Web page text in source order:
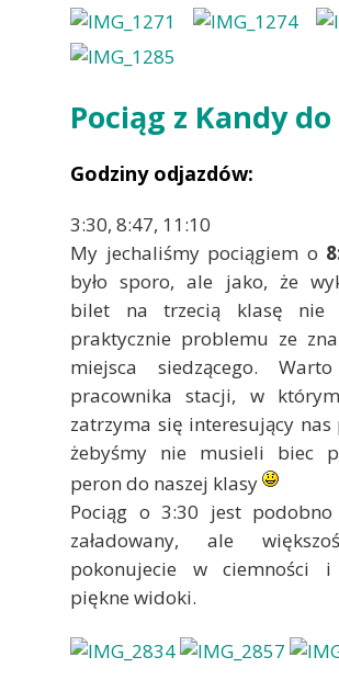
Pociąg z Kandy do
Godziny odjazdów:
3:30, 8:47, 11:10
My jechaliśmy pociągiem o
było sporo, ale jako, że
bilet na trzecią klasę nie
praktycznie problemu ze
miejsca siedzącego.
pracownika stacji, w
zatrzyma się interesujący nas
żebyśmy nie musieli biec
peron do naszej klasy
Pociąg o 3:30 jest
załadowany, ale
pokonujecie w ciemności i
piękne widoki.